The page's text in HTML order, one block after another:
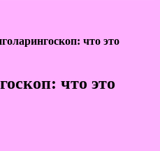
что это
что это